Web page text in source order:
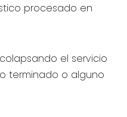
procesado en
el servicio
terminado o alguno